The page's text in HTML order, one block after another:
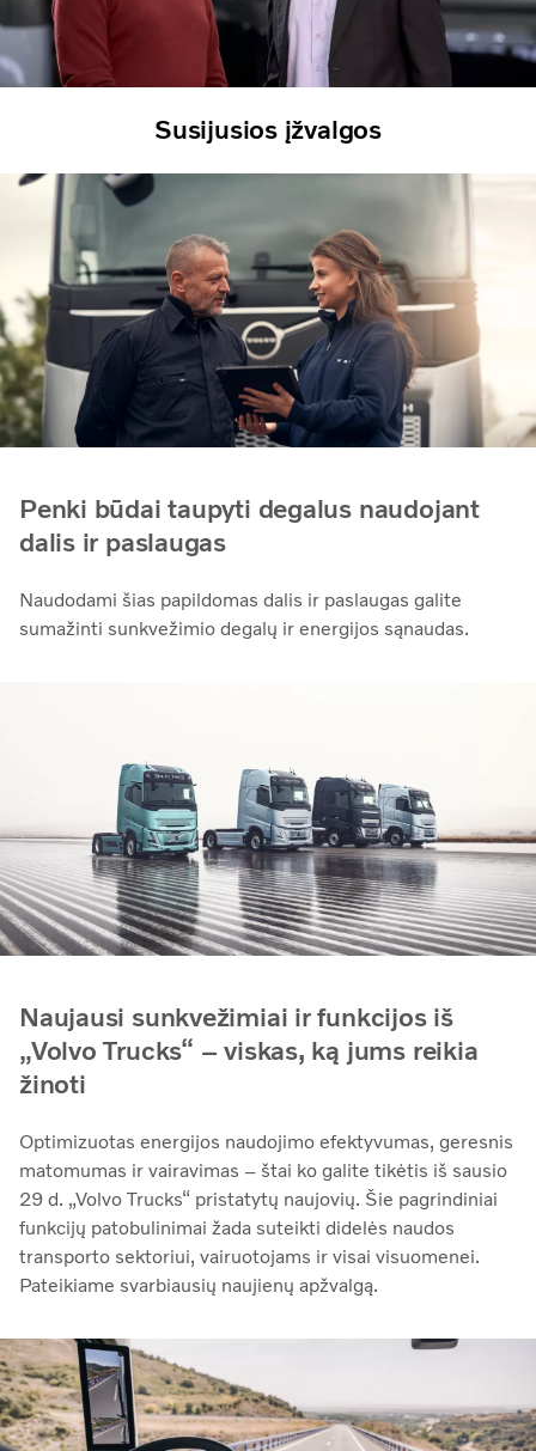
Susijusios įžvalgos
Penki būdai taupyti degalus naudojant
dalis ir paslaugas
Naudodami šias papildomas dalis ir paslaugas galite
sumažinti sunkvežimio degalų ir energijos sąnaudas.
Naujausi sunkvežimiai ir funkcijos iš
„Volvo Trucks“ – viskas, ką jums reikia
žinoti
Optimizuotas energijos naudojimo efektyvumas, geresnis
matomumas ir vairavimas – štai ko galite tikėtis iš sausio
29 d. „Volvo Trucks“ pristatytų naujovių. Šie pagrindiniai
funkcijų patobulinimai žada suteikti didelės naudos
transporto sektoriui, vairuotojams ir visai visuomenei.
Pateikiame svarbiausių naujienų apžvalgą.